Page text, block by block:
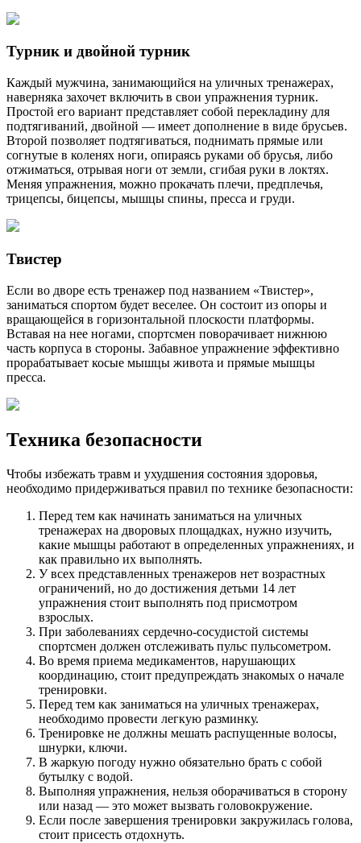
Турник и двойной турник
Каждый мужчина, занимающийся на уличных тренажерах,
наверняка захочет включить в свои упражнения турник.
Простой его вариант представляет собой перекладину для
подтягиваний, двойной — имеет дополнение в виде брусьев.
Второй позволяет подтягиваться, поднимать прямые или
согнутые в коленях ноги, опираясь руками об брусья, либо
отжиматься, отрывая ноги от земли, сгибая руки в локтях.
Меняя упражнения, можно прокачать плечи, предплечья,
трицепсы, бицепсы, мышцы спины, пресса и груди.
Твистер
Если во дворе есть тренажер под названием «Твистер»,
заниматься спортом будет веселее. Он состоит из опоры и
вращающейся в горизонтальной плоскости платформы.
Вставая на нее ногами, спортсмен поворачивает нижнюю
часть корпуса в стороны. Забавное упражнение эффективно
прорабатывает косые мышцы живота и прямые мышцы
пресса.
Техника безопасности
Чтобы избежать травм и ухудшения состояния здоровья,
необходимо придерживаться правил по технике безопасности:
Перед тем как начинать заниматься на уличных
тренажерах на дворовых площадках, нужно изучить,
какие мышцы работают в определенных упражнениях, и
как правильно их выполнять.
У всех представленных тренажеров нет возрастных
ограничений, но до достижения детьми 14 лет
упражнения стоит выполнять под присмотром
взрослых.
При заболеваниях сердечно-сосудистой системы
спортсмен должен отслеживать пульс пульсометром.
Во время приема медикаментов, нарушающих
координацию, стоит предупреждать знакомых о начале
тренировки.
Перед тем как заниматься на уличных тренажерах,
необходимо провести легкую разминку.
Тренировке не должны мешать распущенные волосы,
шнурки, ключи.
В жаркую погоду нужно обязательно брать с собой
бутылку с водой.
Выполняя упражнения, нельзя оборачиваться в сторону
или назад — это может вызвать головокружение.
Если после завершения тренировки закружилась голова,
стоит присесть отдохнуть.